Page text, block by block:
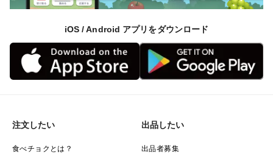
iOS / Android アプリをダウンロード
注文したい
食べチョクとは？
出品したい
出品者募集